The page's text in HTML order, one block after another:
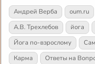
Андрей Верба oum.ru
А.В. Трехлебов
йога
Йога по-взрослому
Карма
Ответы на